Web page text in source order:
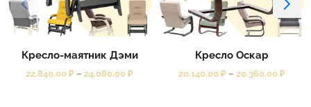
Кресло-маятник Дэми
22.840,00 ₽ – 24.080,00 ₽
Кресло Оскар
20.140,00 ₽ – 20.360,00 ₽